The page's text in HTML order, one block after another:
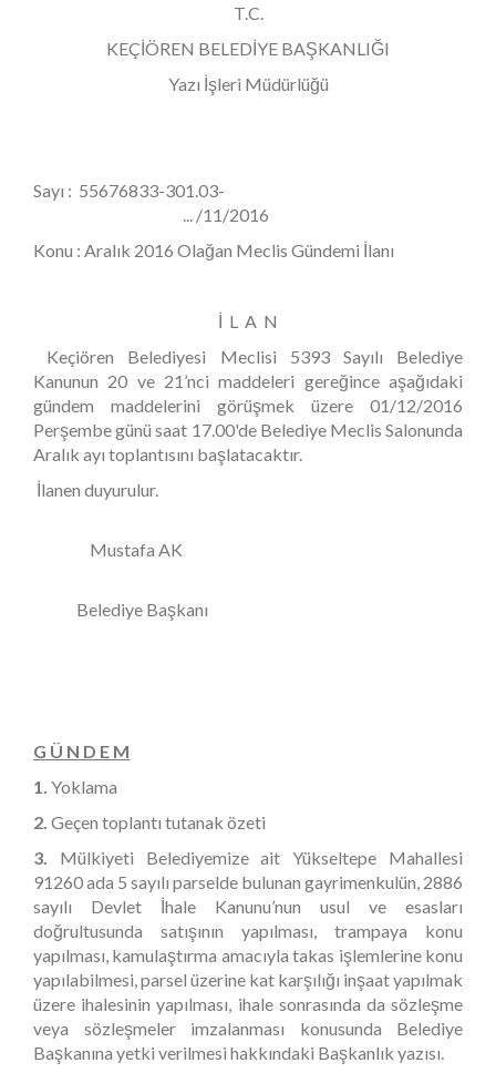
T.C.
KEÇİÖREN BELEDİYE BAŞKANLIĞI
Yazı İşleri Müdürlüğü
Sayı : 55676833-301.03-
... /11/2016
Konu : Aralık 2016 Olağan Meclis Gündemi İlanı
İ L A N
Keçiören Belediyesi Meclisi 5393 Sayılı Belediye
Kanunun 20 ve 21’nci maddeleri gereğince aşağıdaki
gündem maddelerini görüşmek üzere 01/12/2016
Perşembe günü saat 17.00'de Belediye Meclis Salonunda
Aralık ayı toplantısını başlatacaktır.
İlanen duyurulur.
Mustafa AK
Belediye Başkanı
G Ü N D E M
1. Yoklama
2. Geçen toplantı tutanak özeti
3. Mülkiyeti Belediyemize ait Yükseltepe Mahallesi
91260 ada 5 sayılı parselde bulunan gayrimenkulün, 2886
sayılı Devlet İhale Kanunu’nun usul ve esasları
doğrultusunda satışının yapılması, trampaya konu
yapılması, kamulaştırma amacıyla takas işlemlerine konu
yapılabilmesi, parsel üzerine kat karşılığı inşaat yapılmak
üzere ihalesinin yapılması, ihale sonrasında da sözleşme
veya sözleşmeler imzalanması konusunda Belediye
Başkanına yetki verilmesi hakkındaki Başkanlık yazısı.